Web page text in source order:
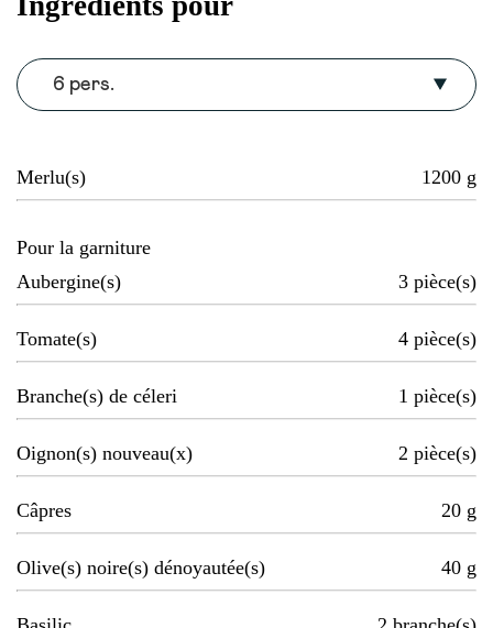
6 pers.
Merlu(s) 1200 g
Pour la garniture
Aubergine(s)
3 pièce(s)
Tomate(s) 4 pièce(s)
Branche(s) de céleri 1 pièce(s)
Oignon(s) nouveau(x) 2 pièce(s)
Câpres 20 g
Olive(s) noire(s) dénoyautée(s) 40 g